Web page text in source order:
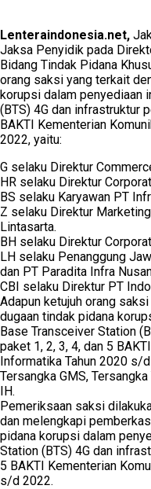
Lenteraindonesia.net,
Jaksa Penyidik pada
Bidang Tindak Pidana
orang saksi yang terkait
korupsi dalam penyediaan
(BTS) 4G dan infrastruktur
BAKTI Kementerian
2022, yaitu:
G selaku Direktur
HR selaku Direktur
BS selaku Karyawan PT
Z selaku Direktur
Lintasarta.
BH selaku Direktur
LH selaku Penanggung
dan PT Paradita Infra
CBI selaku Direktur PT
Adapun ketujuh orang
dugaan tindak pidana
Base Transceiver Station
paket 1, 2, 3, 4, dan 5
Informatika Tahun 2020 s/
Tersangka GMS,
IH.
Pemeriksaan saksi
dan melengkapi
pidana korupsi dalam
Station (BTS) 4G dan
5 BAKTI Kementerian
s/d 2022.